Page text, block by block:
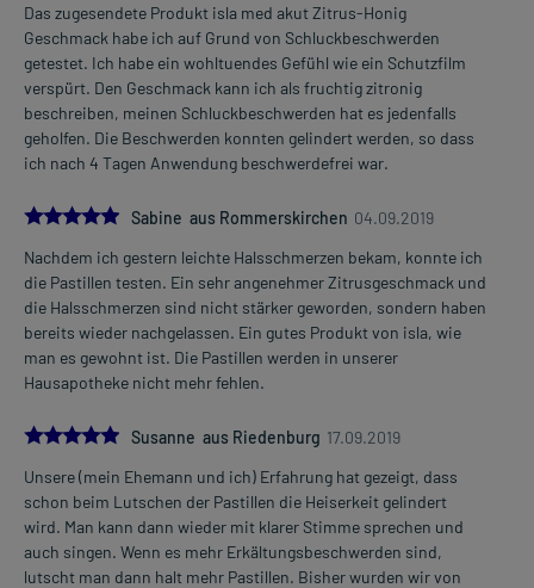
Das zugesendete Produkt isla med akut Zitrus-Honig
Geschmack habe ich auf Grund von Schluckbeschwerden
getestet. Ich habe ein wohltuendes Gefühl wie ein Schutzfilm
verspürt. Den Geschmack kann ich als fruchtig zitronig
beschreiben, meinen Schluckbeschwerden hat es jedenfalls
geholfen. Die Beschwerden konnten gelindert werden, so dass
ich nach 4 Tagen Anwendung beschwerdefrei war.
5.0
Sabine aus Rommerskirchen 04.09.2019
Nachdem ich gestern leichte Halsschmerzen bekam, konnte ich
die Pastillen testen. Ein sehr angenehmer Zitrusgeschmack und
die Halsschmerzen sind nicht stärker geworden, sondern haben
bereits wieder nachgelassen. Ein gutes Produkt von isla, wie
man es gewohnt ist. Die Pastillen werden in unserer
Hausapotheke nicht mehr fehlen.
5.0
Susanne aus Riedenburg 17.09.2019
Unsere (mein Ehemann und ich) Erfahrung hat gezeigt, dass
schon beim Lutschen der Pastillen die Heiserkeit gelindert
wird. Man kann dann wieder mit klarer Stimme sprechen und
auch singen. Wenn es mehr Erkältungsbeschwerden sind,
lutscht man dann halt mehr Pastillen. Bisher wurden wir von